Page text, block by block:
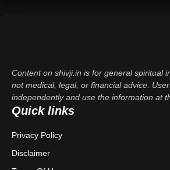
Content on shivji.in is for general spiritual
not medical, legal, or financial advice.
independently and use the information at
Quick links
Privacy Policy
Disclaimer